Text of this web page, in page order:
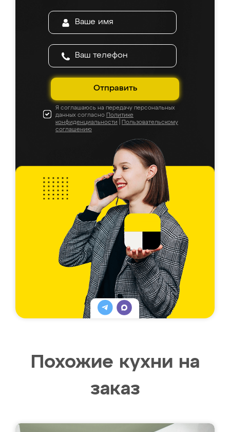
Отправить
Я соглашаюсь на передачу персональных
данных согласно Политике
конфиденциальности
Пользовательскому
соглашению
Похожие кухни на
заказ